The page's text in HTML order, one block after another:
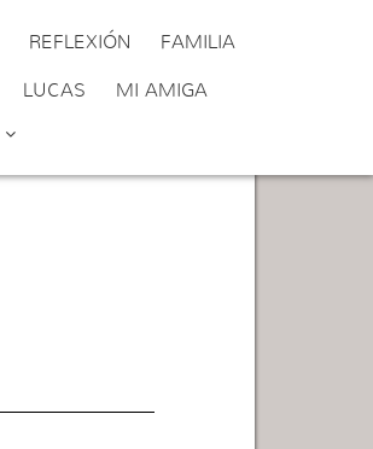
REFLEXIÓN FAMILIA
LUCAS MI AMIGA